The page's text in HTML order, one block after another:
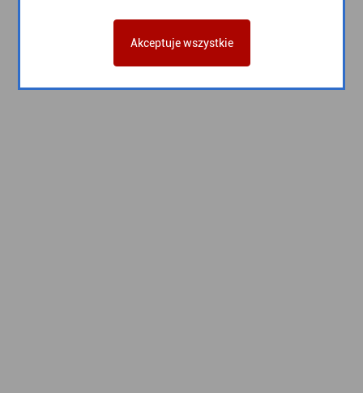
Akceptuje wszystkie